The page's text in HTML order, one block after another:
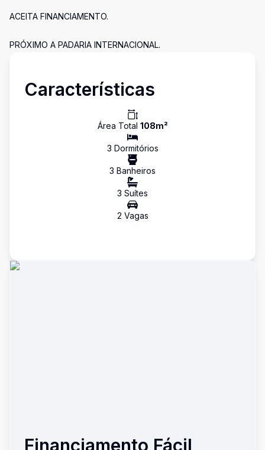
ACEITA FINANCIAMENTO.
PRÓXIMO A PADARIA INTERNACIONAL.
Características
Área Total 108m²
3 Dormitórios
3 Banheiros
3 Suítes
2 Vagas
Financiamento Fácil